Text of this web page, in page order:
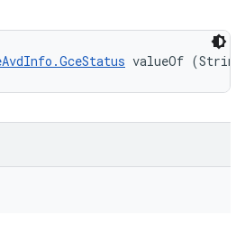
valueOf (String